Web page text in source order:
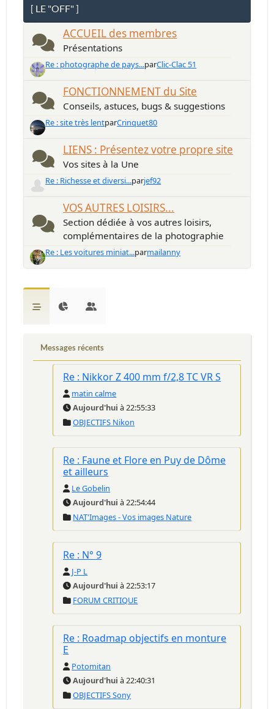
[ LE "OFF" ]
ACCUEIL des membres
Présentations
Re : photographe de pays...parClic-Clac 51
FONCTIONNEMENT du Site
Conseils, astuces, bugs & suggestions
Re : site très lentparCrinquet80
LIENS : Présentez votre propre site
Vos sites à la Une
Re : Richesse et diversi...parjef92
VOS AUTRES LOISIRS...
Section dédiée à vos autres loisirs,
complémentaires de la photographie
Re : Les voitures miniat...parmailanny
Messages récents
Re : Nikkor Z 400 mm f/2,8 TC VR S
matin calme
Aujourd'hui à 22:55:33
OBJECTIFS Nikon
Re : Faune et Flore en Puy de Dôme
et ailleurs
Le Gobelin
Aujourd'hui à 22:54:44
NAT'Images - Vos images Nature
Re : N° 9
J-P L
Aujourd'hui à 22:53:17
FORUM CRITIQUE
Re : Roadmap objectifs en monture
E
Potomitan
Aujourd'hui à 22:40:31
OBJECTIFS Sony